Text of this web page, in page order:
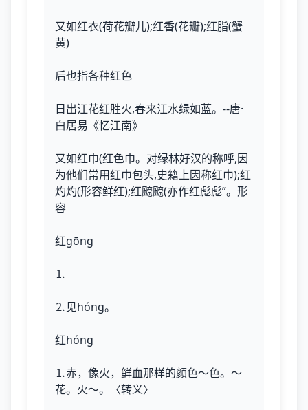
又如红衣(荷花瓣儿);红香(花瓣);红脂(蟹
黄)
后也指各种红色
日出江花红胜火,春来江水绿如蓝。--唐·
白居易《忆江南》
又如红巾(红色巾。对绿林好汉的称呼,因
为他们常用红巾包头,史籍上因称红巾);红
灼灼(形容鲜红);红飉飉(亦作红彪彪”。形
容
红gōng
⒈
⒉见hóng。
红hóng
⒈赤，像火，鲜血那样的颜色～色。～
花。火～。〈转义〉